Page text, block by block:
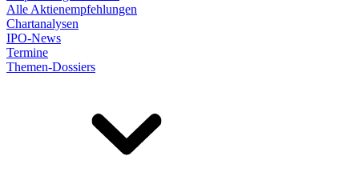
Alle Aktienempfehlungen
Chartanalysen
IPO-News
Termine
Themen-Dossiers